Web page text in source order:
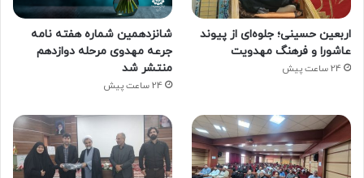
اربعین حسینی؛ جلوه‌ای از پیوند
عاشورا و فرهنگ مهدویت
24 ساعت پیش
شانزدهمین شماره هفته‌ نامه
جرعه مهدوی مرحله دوازدهم
منتشر شد
24 ساعت پیش